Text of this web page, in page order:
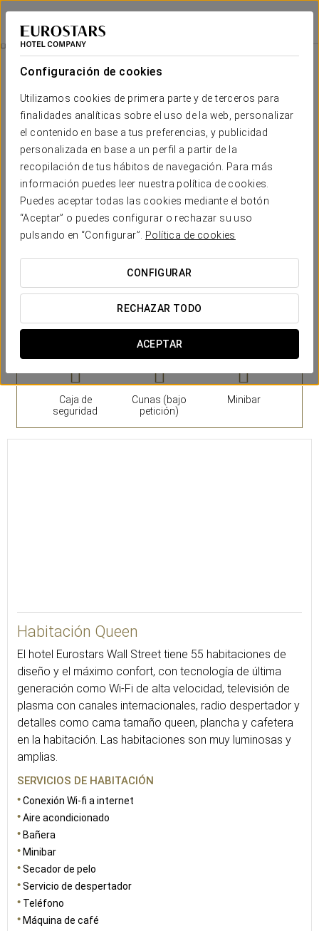
Configuración de cookies
Utilizamos cookies de primera parte y de terceros para
finalidades analíticas sobre el uso de la web, personalizar
el contenido en base a tus preferencias, y publicidad
personalizada en base a un perfil a partir de la
recopilación de tus hábitos de navegación. Para más
información puedes leer nuestra política de cookies.
Puedes aceptar todas las cookies mediante el botón
“Aceptar” o puedes configurar o rechazar su uso
pulsando en “Configurar”.
Política de cookies
CONFIGURAR
RECHAZAR TODO
ACEPTAR
Eurostars Wall Street
NUEVA YORK
Habitaciones
Habitaciones
El confort y descanso que necesitas
Eurostars Wall Street es un hotel de diseño en Nueva York que
dispone de 56 habitaciones con elmáximo confort y
tecnología de última generación
, como Wi-Fi de alta
velocidad, TV de plasma con canales internacionales,
microondas, minibar y detalles como cama tamaño queen y
cafetera en la habitación. Las habitaciones de nuestro hotel en
Nueva York son muy amplias y luminosas.
El hotel dispone de14 suites, de moderno diseño, con cama
SERVICIOS DESTACADOS
Habitaciones
Caja de
seguridad
Cunas (bajo
petición)
Minibar
Habitación Queen
El hotel Eurostars Wall Street tiene 55 habitaciones de
diseño y el máximo confort, con tecnología de última
generación como Wi-Fi de alta velocidad, televisión de
plasma con canales internacionales, radio despertador y
detalles como cama tamaño queen, plancha y cafetera
en la habitación. Las habitaciones son muy luminosas y
amplias.
SERVICIOS DE HABITACIÓN
Conexión Wi-fi a internet
Aire acondicionado
Bañera
Minibar
Secador de pelo
Servicio de despertador
Teléfono
Máquina de café